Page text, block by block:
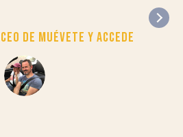
CEO de Muévete y Accede